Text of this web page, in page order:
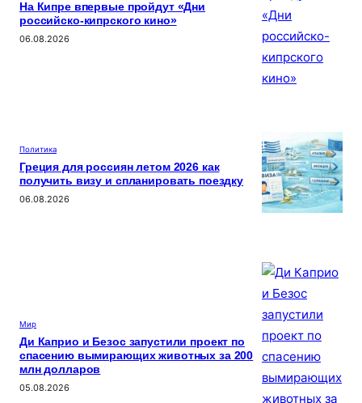
На Кипре впервые пройдут «Дни
российско-кипрского кино»
06.08.2026
Политика
Греция для россиян летом 2026 как
получить визу и спланировать поездку
06.08.2026
Мир
Ди Каприо и Безос запустили проект по
спасению вымирающих животных за 200
млн долларов
05.08.2026